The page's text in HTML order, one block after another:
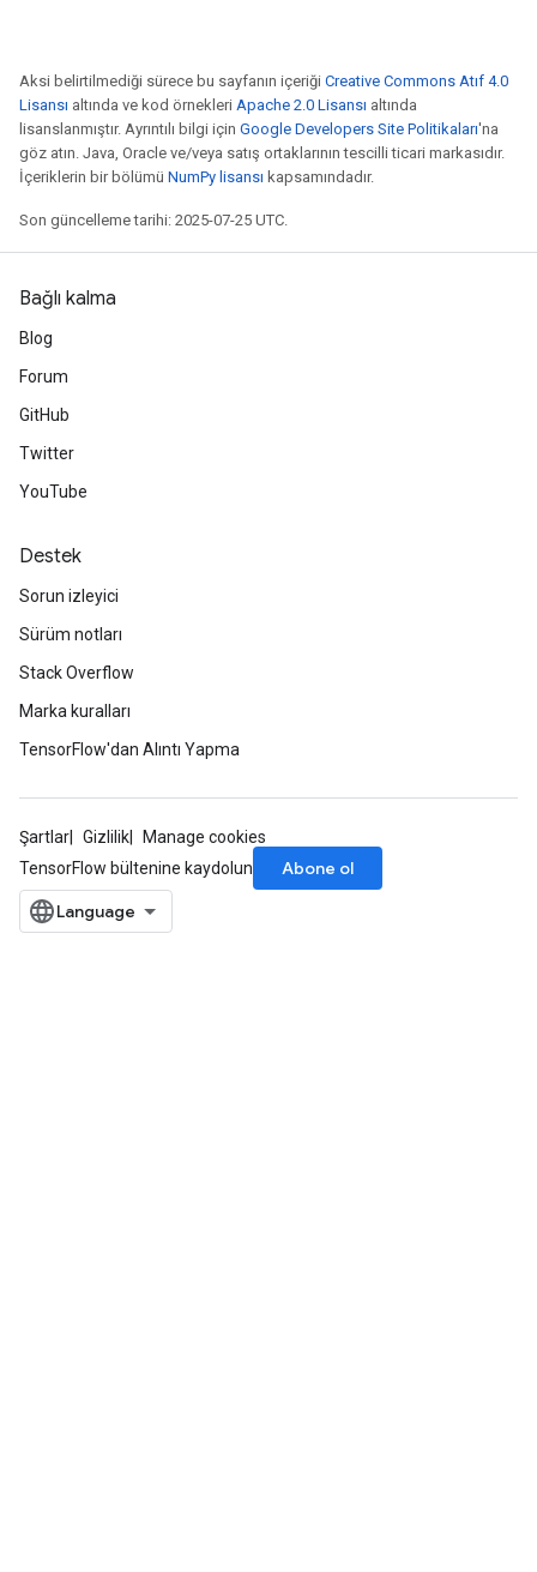
Aksi belirtilmediği sürece bu sayfanın içeriği Creative Commons Atıf 4.0
Lisansı altında ve kod örnekleri Apache 2.0 Lisansı altında
lisanslanmıştır. Ayrıntılı bilgi için Google Developers Site Politikaları'na
göz atın. Java, Oracle ve/veya satış ortaklarının tescilli ticari markasıdır.
İçeriklerin bir bölümü NumPy lisansı kapsamındadır.
Son güncelleme tarihi: 2025-07-25 UTC.
Bağlı kalma
Blog
Forum
GitHub
Twitter
YouTube
Destek
Sorun izleyici
Sürüm notları
Stack Overflow
Marka kuralları
TensorFlow'dan Alıntı Yapma
Şartlar Gizlilik
Manage cookies
TensorFlow bültenine kaydolun
Abone ol